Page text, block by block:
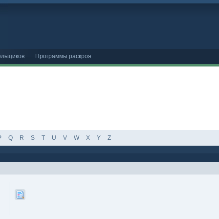
Программы раскроя
Q R S T U V W X Y Z